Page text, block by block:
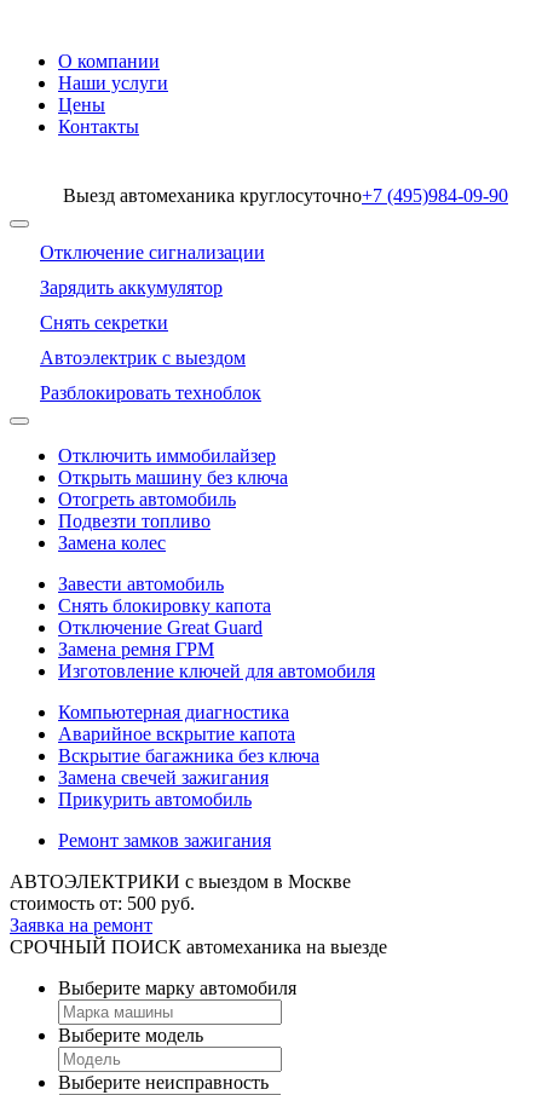
О компании
Наши услуги
Цены
Контакты
Выезд автомеханика круглосуточно+7 (495)984-09-90
Отключение сигнализации
Зарядить аккумулятор
Снять секретки
Автоэлектрик с выездом
Разблокировать техноблок
Отключить иммобилайзер
Открыть машину без ключа
Отогреть автомобиль
Подвезти топливо
Замена колес
Завести автомобиль
Снять блокировку капота
Отключение Great Guard
Замена ремня ГРМ
Изготовление ключей для автомобиля
Компьютерная диагностика
Аварийное вскрытие капота
Вскрытие багажника без ключа
Замена свечей зажигания
Прикурить автомобиль
Ремонт замков зажигания
АВТОЭЛЕКТРИКИ с выездом в Москве
стоимость от: 500 руб.
Заявка на ремонт
СРОЧНЫЙ ПОИСК автомеханика на выезде
Выберите марку автомобиля
Выберите модель
Выберите неисправность